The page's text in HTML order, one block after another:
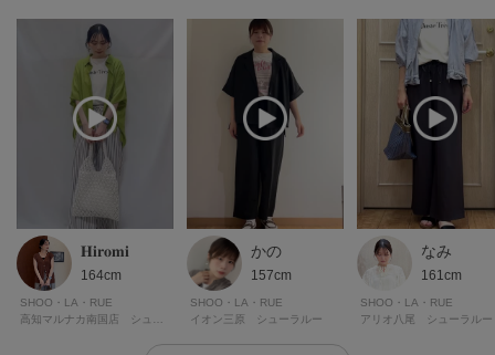
𝐇𝐢𝐫𝐨𝐦𝐢
164cm
SHOO・LA・RUE
かの
157cm
SHOO・LA・RUE
イオン三原 シューラルー
なみ
161cm
SHOO・LA・RUE
アリオ八尾 シューラルー